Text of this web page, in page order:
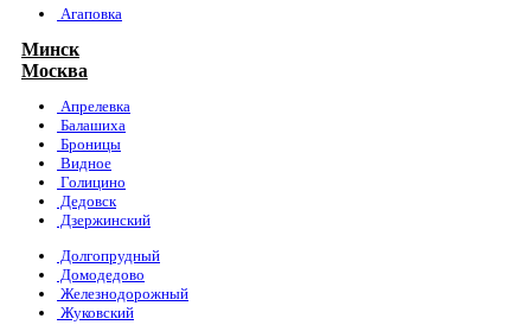
Агаповка
Минск
Москва
Апрелевка
Балашиха
Броницы
Видное
Голицино
Дедовск
Дзержинский
Долгопрудный
Домодедово
Железнодорожный
Жуковский